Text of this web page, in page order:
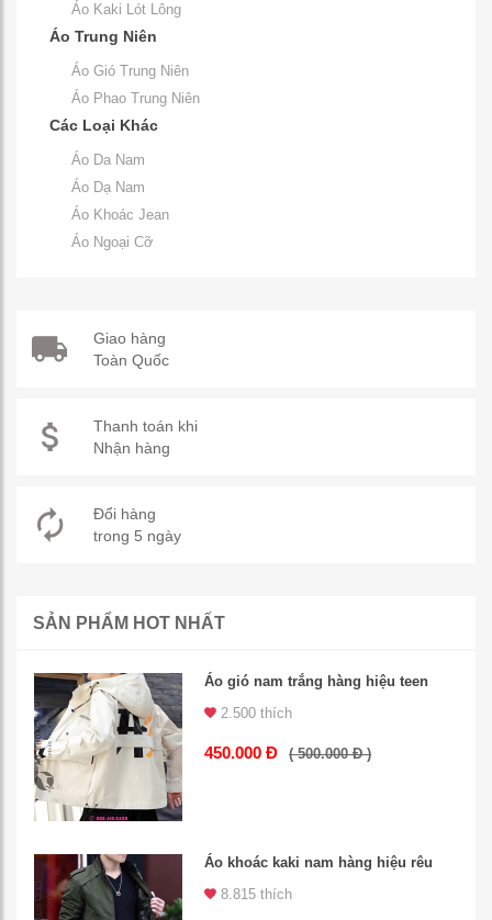
Áo Kaki Lót Lông
Áo Trung Niên
Áo Gió Trung Niên
Áo Phao Trung Niên
Các Loại Khác
Áo Da Nam
Áo Dạ Nam
Áo Khoác Jean
Áo Ngoại Cỡ
Giao hàng
Toàn Quốc
Thanh toán khi
Nhận hàng
Đổi hàng
trong 5 ngày
SẢN PHẨM HOT NHẤT
Áo gió nam trắng hàng hiệu teen
2.500 thích
450.000 Đ ( 500.000 Đ )
Áo khoác kaki nam hàng hiệu rêu
8.815 thích